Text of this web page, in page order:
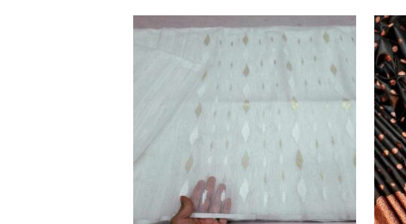
Add to
wishlist